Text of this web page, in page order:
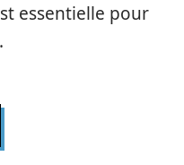
essentielle pour